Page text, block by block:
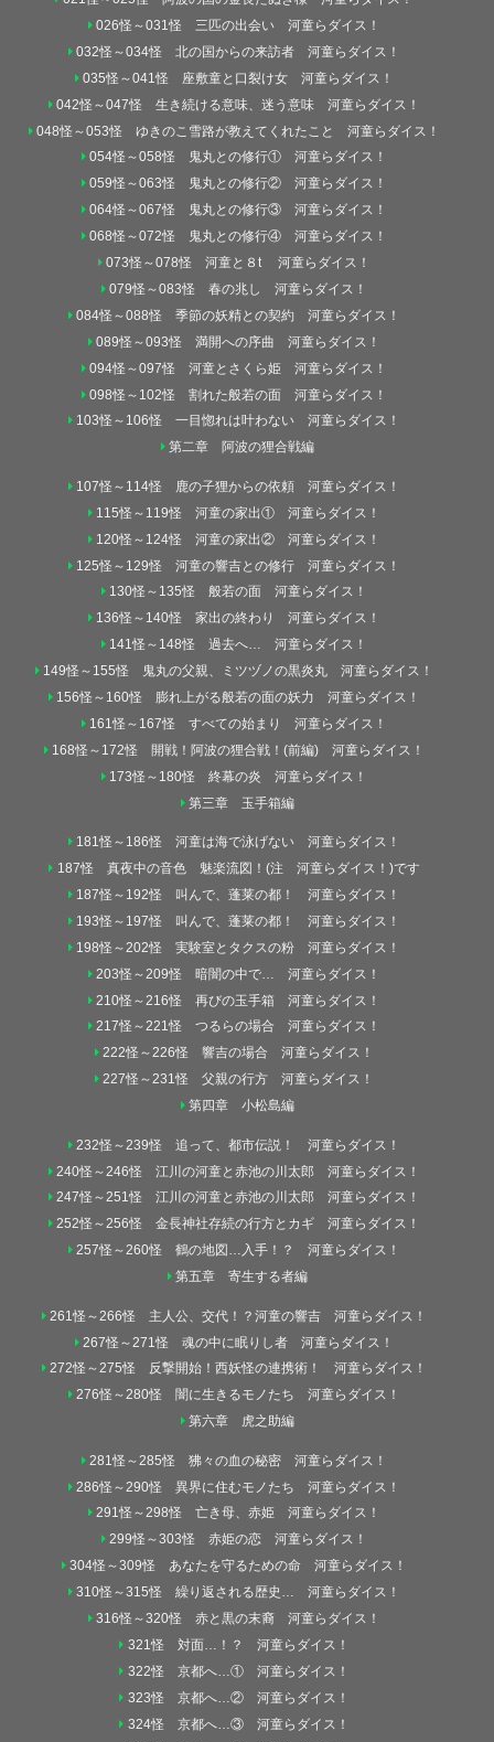
026怪～031怪 三匹の出会い 河童らダイス！
032怪～034怪 北の国からの来訪者 河童らダイス！
035怪～041怪 座敷童と口裂け女 河童らダイス！
042怪～047怪 生き続ける意味、迷う意味 河童らダイス！
048怪～053怪 ゆきのこ雪路が教えてくれたこと 河童らダイス！
054怪～058怪 鬼丸との修行① 河童らダイス！
059怪～063怪 鬼丸との修行② 河童らダイス！
064怪～067怪 鬼丸との修行③ 河童らダイス！
068怪～072怪 鬼丸との修行④ 河童らダイス！
073怪～078怪 河童と８t 河童らダイス！
079怪～083怪 春の兆し 河童らダイス！
084怪～088怪 季節の妖精との契約 河童らダイス！
089怪～093怪 満開への序曲 河童らダイス！
094怪～097怪 河童とさくら姫 河童らダイス！
098怪～102怪 割れた般若の面 河童らダイス！
103怪～106怪 一目惚れは叶わない 河童らダイス！
第二章 阿波の狸合戦編
107怪～114怪 鹿の子狸からの依頼 河童らダイス！
115怪～119怪 河童の家出① 河童らダイス！
120怪～124怪 河童の家出② 河童らダイス！
125怪～129怪 河童の響吉との修行 河童らダイス！
130怪～135怪 般若の面 河童らダイス！
136怪～140怪 家出の終わり 河童らダイス！
141怪～148怪 過去へ… 河童らダイス！
149怪～155怪 鬼丸の父親、ミツヅノの黒炎丸 河童らダイス！
156怪～160怪 膨れ上がる般若の面の妖力 河童らダイス！
161怪～167怪 すべての始まり 河童らダイス！
168怪～172怪 開戦！阿波の狸合戦！(前編) 河童らダイス！
173怪～180怪 終幕の炎 河童らダイス！
第三章 玉手箱編
181怪～186怪 河童は海で泳げない 河童らダイス！
187怪 真夜中の音色 魅楽流図！(注 河童らダイス！)です
187怪～192怪 叫んで、蓬莱の都！ 河童らダイス！
193怪～197怪 叫んで、蓬莱の都！ 河童らダイス！
198怪～202怪 実験室とタクスの粉 河童らダイス！
203怪～209怪 暗闇の中で… 河童らダイス！
210怪～216怪 再びの玉手箱 河童らダイス！
217怪～221怪 つるらの場合 河童らダイス！
222怪～226怪 響吉の場合 河童らダイス！
227怪～231怪 父親の行方 河童らダイス！
第四章 小松島編
232怪～239怪 追って、都市伝説！ 河童らダイス！
240怪～246怪 江川の河童と赤池の川太郎 河童らダイス！
247怪～251怪 江川の河童と赤池の川太郎 河童らダイス！
252怪～256怪 金長神社存続の行方とカギ 河童らダイス！
257怪～260怪 鶴の地図…入手！？ 河童らダイス！
第五章 寄生する者編
261怪～266怪 主人公、交代！？河童の響吉 河童らダイス！
267怪～271怪 魂の中に眠りし者 河童らダイス！
272怪～275怪 反撃開始！西妖怪の連携術！ 河童らダイス！
276怪～280怪 闇に生きるモノたち 河童らダイス！
第六章 虎之助編
281怪～285怪 狒々の血の秘密 河童らダイス！
286怪～290怪 異界に住むモノたち 河童らダイス！
291怪～298怪 亡き母、赤姫 河童らダイス！
299怪～303怪 赤姫の恋 河童らダイス！
304怪～309怪 あなたを守るための命 河童らダイス！
310怪～315怪 繰り返される歴史… 河童らダイス！
316怪～320怪 赤と黒の末裔 河童らダイス！
321怪 対面…！？ 河童らダイス！
322怪 京都へ…① 河童らダイス！
323怪 京都へ…② 河童らダイス！
324怪 京都へ…③ 河童らダイス！